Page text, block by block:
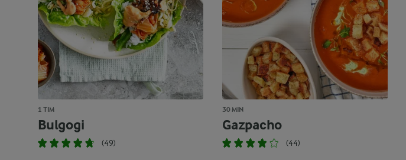
1 TIM
Bulgogi
(49)
30 MIN
Gazpacho
(44)